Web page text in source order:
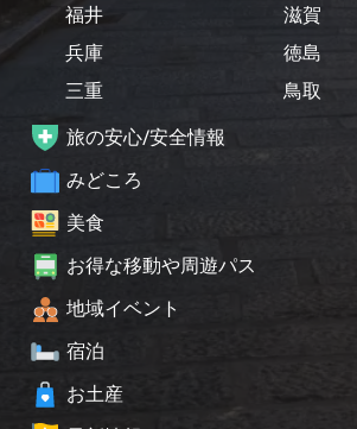
福井
兵庫
三重
滋賀
徳島
鳥取
旅の安心/安全情報
みどころ
美食
お得な移動や周遊パス
地域イベント
宿泊
お土産